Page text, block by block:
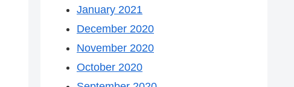
January 2021
December 2020
November 2020
October 2020